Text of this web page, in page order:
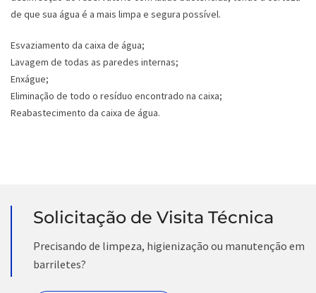
de que sua água é a mais limpa e segura possível.
Esvaziamento da caixa de água;
Lavagem de todas as paredes internas;
Enxágue;
Eliminação de todo o resíduo encontrado na caixa;
Reabastecimento da caixa de água.
Solicitação de Visita Técnica
Precisando de limpeza, higienização ou manutenção em
barriletes?